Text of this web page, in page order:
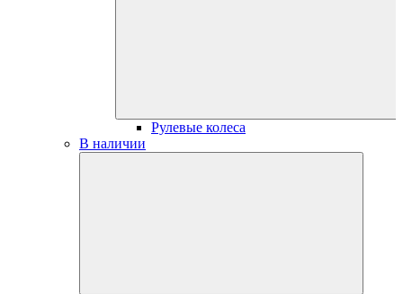
Рулевые колеса
В наличии